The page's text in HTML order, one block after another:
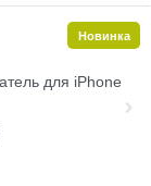
для iPhone
Новинка